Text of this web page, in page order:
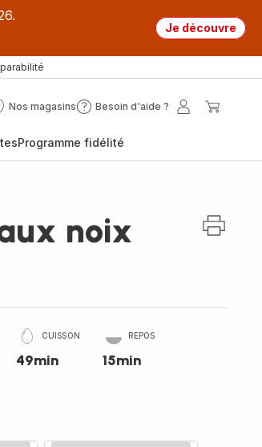
Je découvre
Nos magasins Besoin d'aide ?
Besoin
?
Mon
Programme fidélité
noix
CUISSON
49min
REPOS
15min